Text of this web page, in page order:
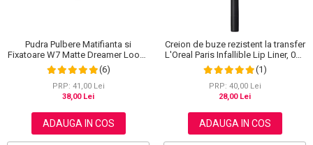
Pudra Pulbere Matifianta si
Fixatoare W7 Matte Dreamer Loose
Powder - Classy Cameo, 20g
(6)
PRP: 41,00 Lei
38,00 Lei
ADAUGA IN COS
Creion de buze rezistent la transfer
L'Oreal Paris Infallible Lip Liner, 001
Highlight On Point
(1)
PRP: 40,00 Lei
28,00 Lei
ADAUGA IN COS